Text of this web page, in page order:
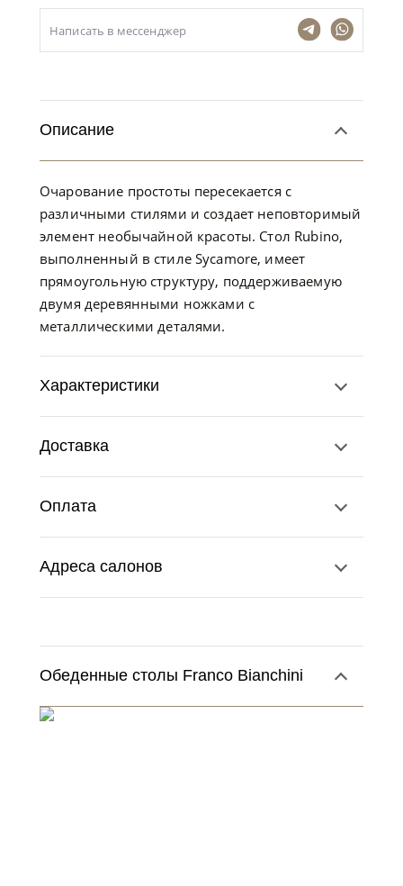
Написать в мессенджер
Описание
Очарование простоты пересекается с
различными стилями и создает неповторимый
элемент необычайной красоты. Стол Rubino,
выполненный в стиле Sycamore, имеет
прямоугольную структуру, поддерживаемую
двумя деревянными ножками с
металлическими деталями.
Характеристики
Доставка
Оплата
Адреса салонов
Обеденные столы Franco Bianchini